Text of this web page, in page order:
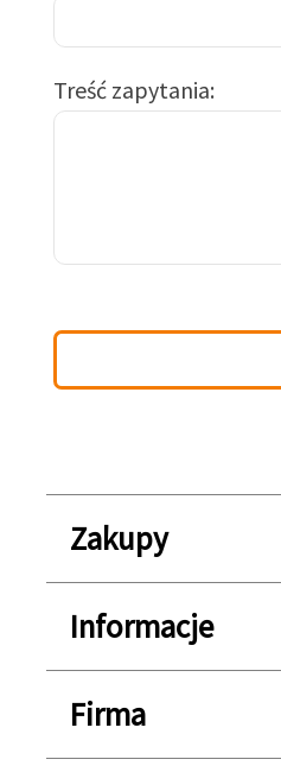
Treść zapytania
Zakupy
Informacje
Firma